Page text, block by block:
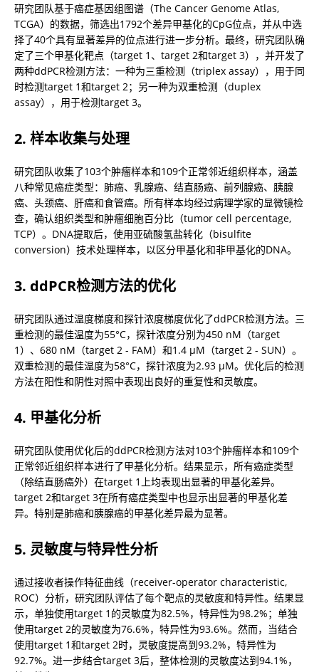
研究团队基于癌症基因组图谱（The Cancer Genome Atlas,
TCGA）的数据，筛选出1792个差异甲基化的CpG位点，并从中选
择了40个具有显著差异的位点进行进一步分析。最终，研究团队确
定了三个甲基化靶点（target 1、target 2和target 3），并开发了
两种ddPCR检测方法：一种为三重检测（triplex assay），用于同
时检测target 1和target 2；另一种为双重检测（duplex
assay），用于检测target 3。
2. 样本收集与处理
研究团队收集了103个肿瘤样本和109个正常邻近组织样本，涵盖
八种常见癌症类型：肺癌、乳腺癌、结直肠癌、前列腺癌、胰腺
癌、头颈癌、肝癌和食管癌。所有样本均经过病理学家的显微镜检
查，确认组织类型和肿瘤细胞百分比（tumor cell percentage,
TCP）。DNA提取后，使用亚硫酸氢盐转化（bisulfite
conversion）技术处理样本，以区分甲基化和非甲基化的DNA。
3. ddPCR检测方法的优化
研究团队通过温度梯度和探针浓度梯度优化了ddPCR检测方法。三
重检测的最佳温度为55°C，探针浓度分别为450 nM（target
1）、680 nM（target 2 - FAM）和1.4 µM（target 2 - SUN）。
双重检测的最佳温度为58°C，探针浓度为2.93 µM。优化后的检测
方法在阳性和阴性对照中表现出良好的重复性和灵敏度。
4. 甲基化分析
研究团队使用优化后的ddPCR检测方法对103个肿瘤样本和109个
正常邻近组织样本进行了甲基化分析。结果显示，所有癌症类型
（除结直肠癌外）在target 1上均表现出显著的甲基化差异。
target 2和target 3在所有癌症类型中也显示出显著的甲基化差
异。特别是肺癌和胰腺癌的甲基化差异最为显著。
5. 灵敏度与特异性分析
通过接收者操作特征曲线（receiver-operator characteristic,
ROC）分析，研究团队评估了每个靶点的灵敏度和特异性。结果显
示，单独使用target 1的灵敏度为82.5%，特异性为98.2%；单独
使用target 2的灵敏度为76.6%，特异性为93.6%。然而，当结合
使用target 1和target 2时，灵敏度提高到93.2%，特异性为
92.7%。进一步结合target 3后，整体检测的灵敏度达到94.1%，